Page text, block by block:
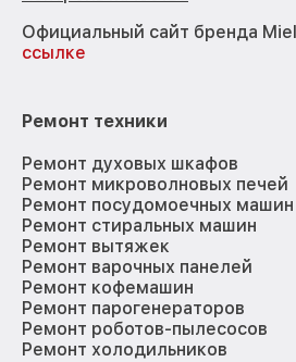
Официальный сайт бренда
ссылке
Ремонт техники
Ремонт духовых шкафов
Ремонт микроволновых печей
Ремонт посудомоечных машин
Ремонт стиральных машин
Ремонт вытяжек
Ремонт варочных панелей
Ремонт кофемашин
Ремонт парогенераторов
Ремонт роботов-пылесосов
Ремонт холодильников